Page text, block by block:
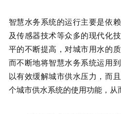
智慧水务系统的运行主要是依
及传感器技术等众多的现代化
平的不断提高，对城市用水的
而不断地将智慧水务系统运用
以有效缓解城市供水压力，而
个城市供水系统的使用功能，从